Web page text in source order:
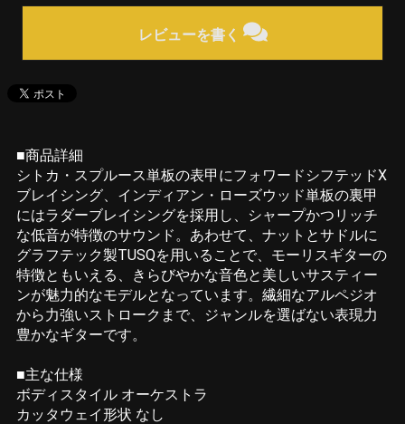
レビューを書く
■商品詳細
シトカ・スプルース単板の表甲にフォワードシフテッドX
ブレイシング、インディアン・ローズウッド単板の裏甲
にはラダーブレイシングを採用し、シャープかつリッチ
な低音が特徴のサウンド。あわせて、ナットとサドルに
グラフテック製TUSQを用いることで、モーリスギターの
特徴ともいえる、きらびやかな音色と美しいサスティー
ンが魅力的なモデルとなっています。繊細なアルペジオ
から力強いストロークまで、ジャンルを選ばない表現力
豊かなギターです。
■主な仕様
ボディスタイル オーケストラ
カッタウェイ形状 なし